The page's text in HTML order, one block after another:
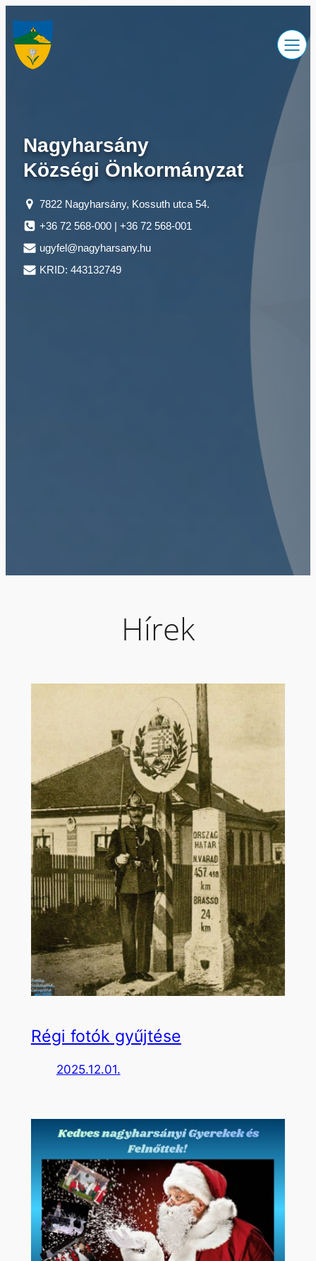
tartalomhoz
Nagyharsány
Községi Önkormányzat
7822 Nagyharsány, Kossuth utca 54.
+36 72 568-000 | +36 72 568-001
ugyfel@nagyharsany.hu
KRID: 443132749
Hírek
Régi fotók gyűjtése
2025.12.01.